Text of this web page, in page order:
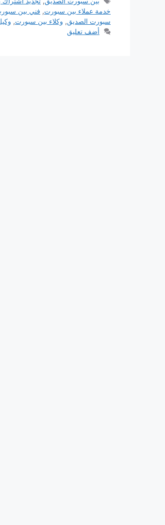
خدمة عملاء بين سبورت, فني بين
سبورت الصديق, وكلاء بين سبورت,
أضف تعليق